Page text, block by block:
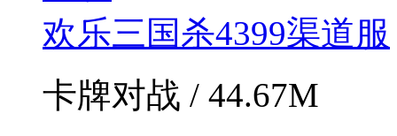
欢乐三国杀4399渠道服
卡牌对战 / 44.67M